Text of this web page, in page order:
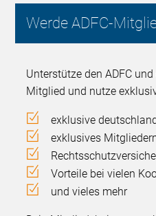
Werde ADFC-
Unterstütze den ADFC
Mitglied und nutze
exklusive
exklusives
Vorteile bei vielen
und vieles mehr